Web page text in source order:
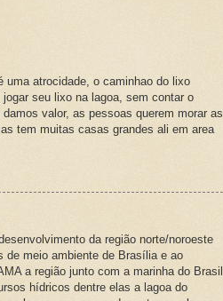
uma atrocidade, o caminhao do lixo
seu lixo na lagoa, sem contar o
valor, as pessoas querem morar as
tem muitas casas grandes ali em area
da região norte/noroeste
de meio ambiente de Brasília e ao
a região junto com a marinha do Brasil
hídricos dentre elas a lagoa do